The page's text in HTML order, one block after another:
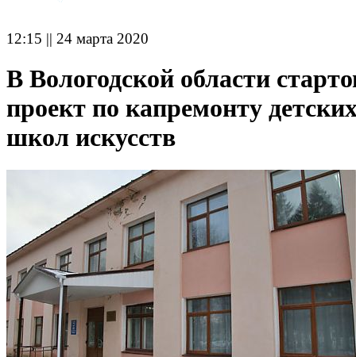
12:15 || 24 марта 2020
В Вологодской области
проект по капремонту
школ искусств